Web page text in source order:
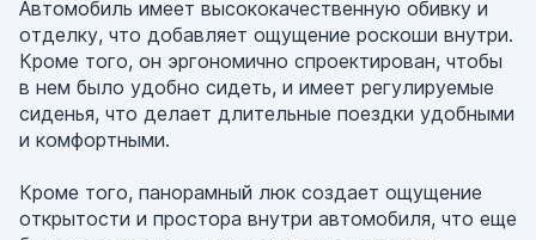
Автомобиль имеет высококачественную обивку и
отделку, что добавляет ощущение роскоши внутри.
Кроме того, он эргономично спроектирован, чтобы
в нем было удобно сидеть, и имеет регулируемые
сиденья, что делает длительные поездки удобными
и комфортными.
Кроме того, панорамный люк создает ощущение
открытости и простора внутри автомобиля, что еще